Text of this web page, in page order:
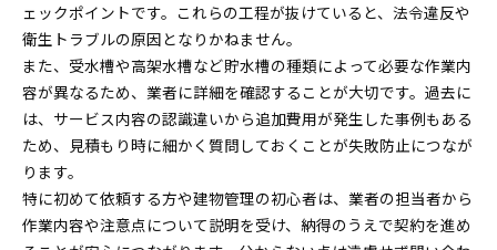
ェックポイントです。これらの工程が抜けていると、法令違反や
衛生トラブルの原因となりかねません。
また、受水槽や高架水槽など貯水槽の種類によって必要な作業内
容が異なるため、業者に詳細を確認することが大切です。過去に
は、サービス内容の認識違いから追加費用が発生した事例もある
ため、見積もり時に細かく質問しておくことが失敗防止につなが
ります。
特に初めて依頼する方や建物管理の初心者は、業者の担当者から
作業内容や注意点について説明を受け、納得のうえで契約を進め